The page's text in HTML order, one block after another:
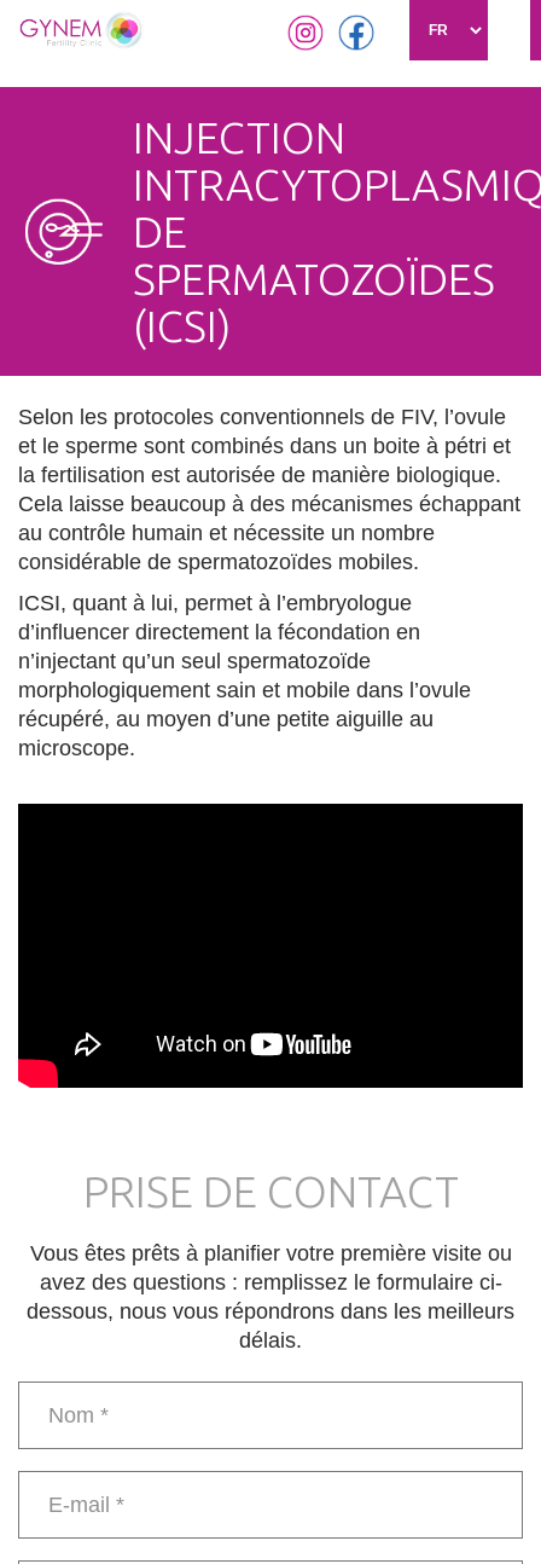
INJECTION
DE
SPERMATOZOÏDES
(ICSI)
Selon les protocoles conventionnels de FIV, l’ovule
et le sperme sont combinés dans un boite à pétri et
la fertilisation est autorisée de manière biologique.
Cela laisse beaucoup à des mécanismes échappant
au contrôle humain et nécessite un nombre
considérable de spermatozoïdes mobiles.
ICSI, quant à lui, permet à l’embryologue
d’influencer directement la fécondation en
n’injectant qu’un seul spermatozoïde
morphologiquement sain et mobile dans l’ovule
récupéré, au moyen d’une petite aiguille au
microscope.
PRISE DE CONTACT
Vous êtes prêts à planifier votre première visite ou
avez des questions : remplissez le formulaire ci-
dessous, nous vous répondrons dans les meilleurs
délais.